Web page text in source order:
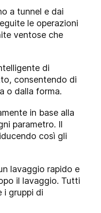
a tunnel e dai
le operazioni
ventose che
di
consentendo di
o dalla forma.
in base alla
parametro. Il
così gli
lavaggio rapido e
il lavaggio. Tutti
i gruppi di